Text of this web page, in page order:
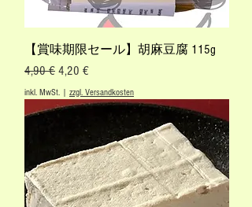
【賞味期限セール】胡麻豆腐 115g
Standardpreis
4,90 € Sale-Preis
4,20 €
inkl. MwSt. | zzgl. Versandkosten